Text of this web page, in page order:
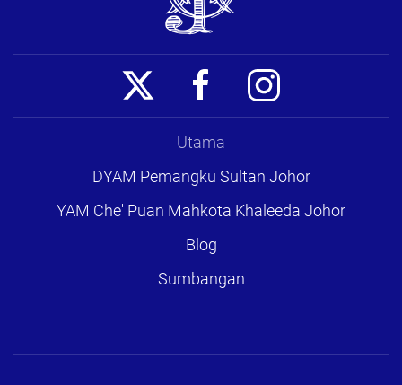
Utama
DYAM Pemangku Sultan Johor
YAM Che' Puan Mahkota Khaleeda Johor
Blog
Sumbangan